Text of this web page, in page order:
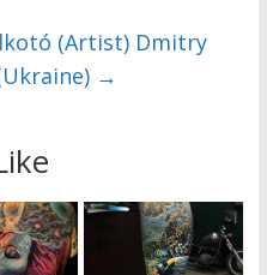
(Artist) Dmitry
→